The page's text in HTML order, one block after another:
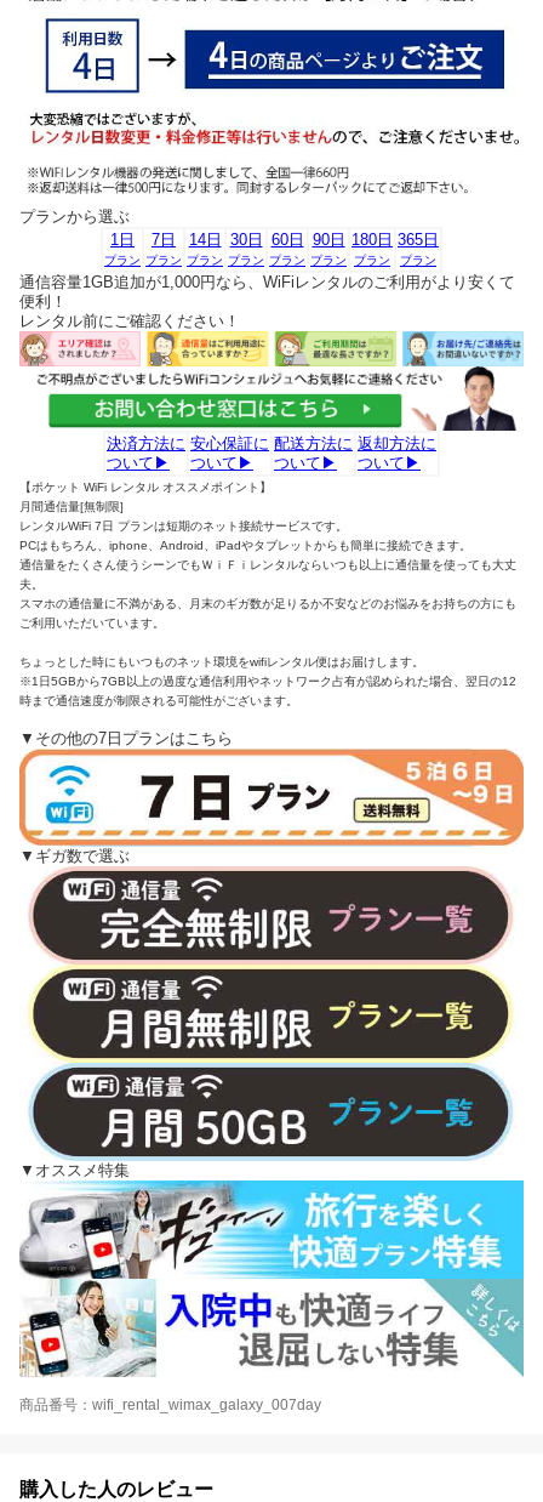
プランから選ぶ
1日
プラン
7日
プラン
14日
プラン
30日
プラン
60日
プラン
90日
プラン
180日
プラン
365日
プラン
通信容量1GB追加が1,000円なら、WiFiレンタルのご利用がより安くて
便利！
レンタル前にご確認ください！
決済方法に
ついて ▶
安心保証に
ついて ▶
配送方法に
ついて ▶
返却方法に
ついて ▶
【ポケット WiFi レンタル オススメポイント】
月間通信量[無制限]
レンタルWiFi 7日 プランは短期のネット接続サービスです。
PCはもちろん、iphone、Android、iPadやタブレットからも簡単に接続できます。
通信量をたくさん使うシーンでもＷｉＦｉレンタルならいつも以上に通信量を使っても大丈
夫。
スマホの通信量に不満がある、月末のギガ数が足りるか不安などのお悩みをお持ちの方にも
ご利用いただいています。
ちょっとした時にもいつものネット環境をwifiレンタル便はお届けします。
※1日5GBから7GB以上の過度な通信利用やネットワーク占有が認められた場合、翌日の12
時まで通信速度が制限される可能性がございます。
▼その他の7日プランはこちら
▼ギガ数で選ぶ
▼オススメ特集
商品番号：wifi_rental_wimax_galaxy_007day
購入した人のレビュー